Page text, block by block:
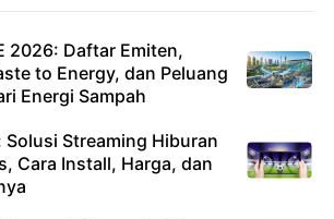
2026: Daftar Emiten,
to Energy, dan Peluang
Energi Sampah
Solusi Streaming Hiburan
Cara Install, Harga, dan